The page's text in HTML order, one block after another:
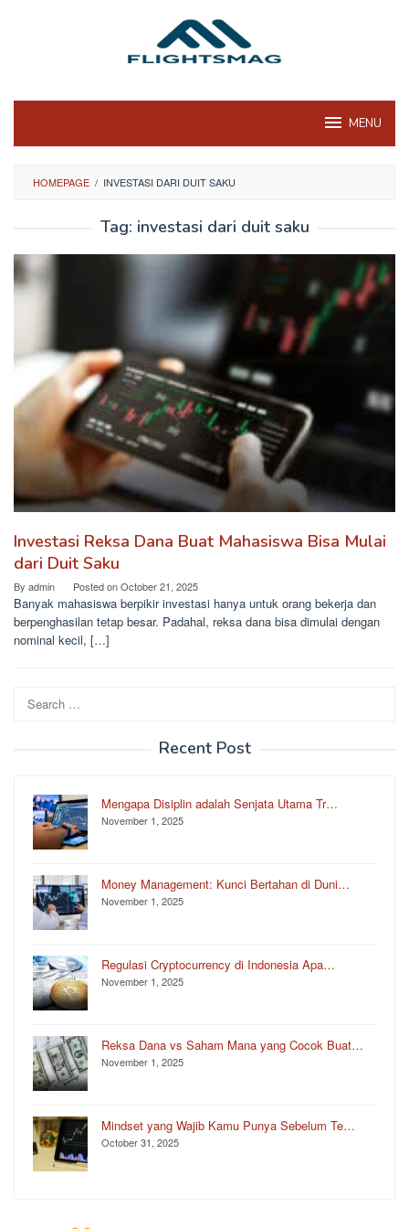
MENU
HOMEPAGE / INVESTASI DARI DUIT SAKU
Tag: investasi dari duit saku
Investasi Reksa Dana Buat Mahasiswa Bisa Mulai
dari Duit Saku
By admin Posted onOctober 21, 2025
Banyak mahasiswa berpikir investasi hanya untuk orang bekerja dan
berpenghasilan tetap besar. Padahal, reksa dana bisa dimulai dengan
nominal kecil, […]
Search
for:
Recent Post
Mengapa Disiplin adalah Senjata Utama Tr…
November 1, 2025
Money Management: Kunci Bertahan di Duni…
November 1, 2025
Regulasi Cryptocurrency di Indonesia Apa…
November 1, 2025
Reksa Dana vs Saham Mana yang Cocok Buat…
November 1, 2025
Mindset yang Wajib Kamu Punya Sebelum Te…
October 31, 2025